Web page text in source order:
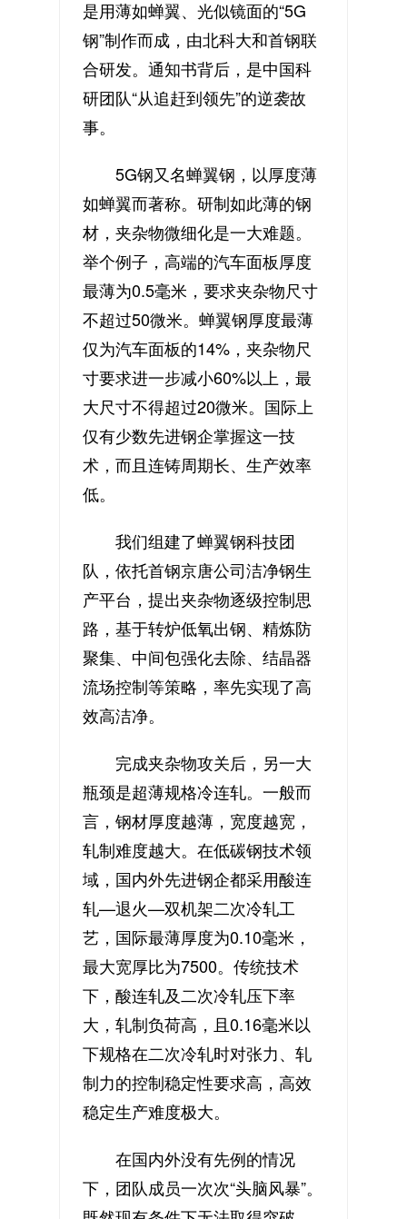
是用薄如蝉翼、光似镜面的“5G
钢”制作而成，由北科大和首钢联
合研发。通知书背后，是中国科
研团队“从追赶到领先”的逆袭故
事。
5G钢又名蝉翼钢，以厚度薄
如蝉翼而著称。研制如此薄的钢
材，夹杂物微细化是一大难题。
举个例子，高端的汽车面板厚度
最薄为0.5毫米，要求夹杂物尺寸
不超过50微米。蝉翼钢厚度最薄
仅为汽车面板的14%，夹杂物尺
寸要求进一步减小60%以上，最
大尺寸不得超过20微米。国际上
仅有少数先进钢企掌握这一技
术，而且连铸周期长、生产效率
低。
我们组建了蝉翼钢科技团
队，依托首钢京唐公司洁净钢生
产平台，提出夹杂物逐级控制思
路，基于转炉低氧出钢、精炼防
聚集、中间包强化去除、结晶器
流场控制等策略，率先实现了高
效高洁净。
完成夹杂物攻关后，另一大
瓶颈是超薄规格冷连轧。一般而
言，钢材厚度越薄，宽度越宽，
轧制难度越大。在低碳钢技术领
域，国内外先进钢企都采用酸连
轧—退火—双机架二次冷轧工
艺，国际最薄厚度为0.10毫米，
最大宽厚比为7500。传统技术
下，酸连轧及二次冷轧压下率
大，轧制负荷高，且0.16毫米以
下规格在二次冷轧时对张力、轧
制力的控制稳定性要求高，高效
稳定生产难度极大。
在国内外没有先例的情况
下，团队成员一次次“头脑风暴”。